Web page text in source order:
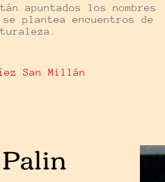
apuntados los nombres
plantea encuentros de
San Millán